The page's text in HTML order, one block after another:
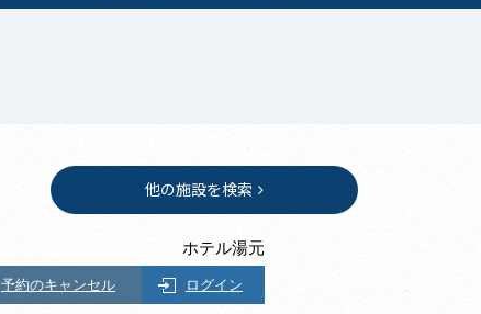
他の施設を検索
ホテル湯元
予約のキャンセル ログイン